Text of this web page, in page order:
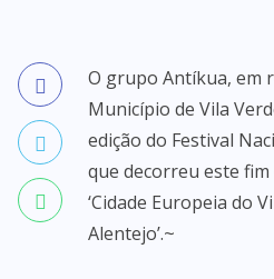
O grupo Antíkua, em
Município de Vila
edição do Festival
que decorreu este fim
‘Cidade Europeia do
Alentejo’.~